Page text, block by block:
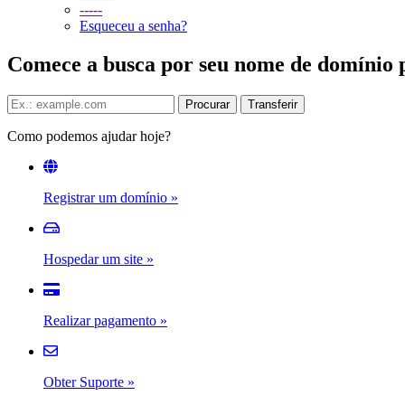
-----
Esqueceu a senha?
Comece a busca por seu nome de domínio
Como podemos ajudar hoje?
Registrar um domínio »
Hospedar um site »
Realizar pagamento »
Obter Suporte »